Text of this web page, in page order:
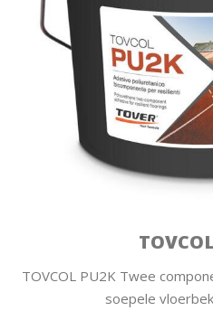
TOVCOL PU2K Twee
soepele